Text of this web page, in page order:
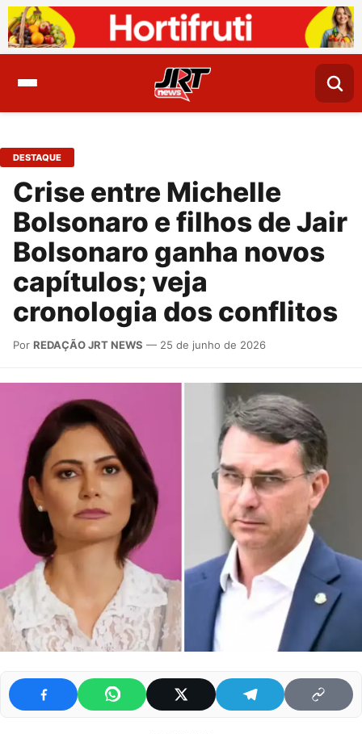
DESTAQUE
Crise entre Michelle
Bolsonaro e filhos de Jair
Bolsonaro ganha novos
capítulos; veja
cronologia dos conflitos
Por REDAÇÃO JRT NEWS — 25 de junho de 2026